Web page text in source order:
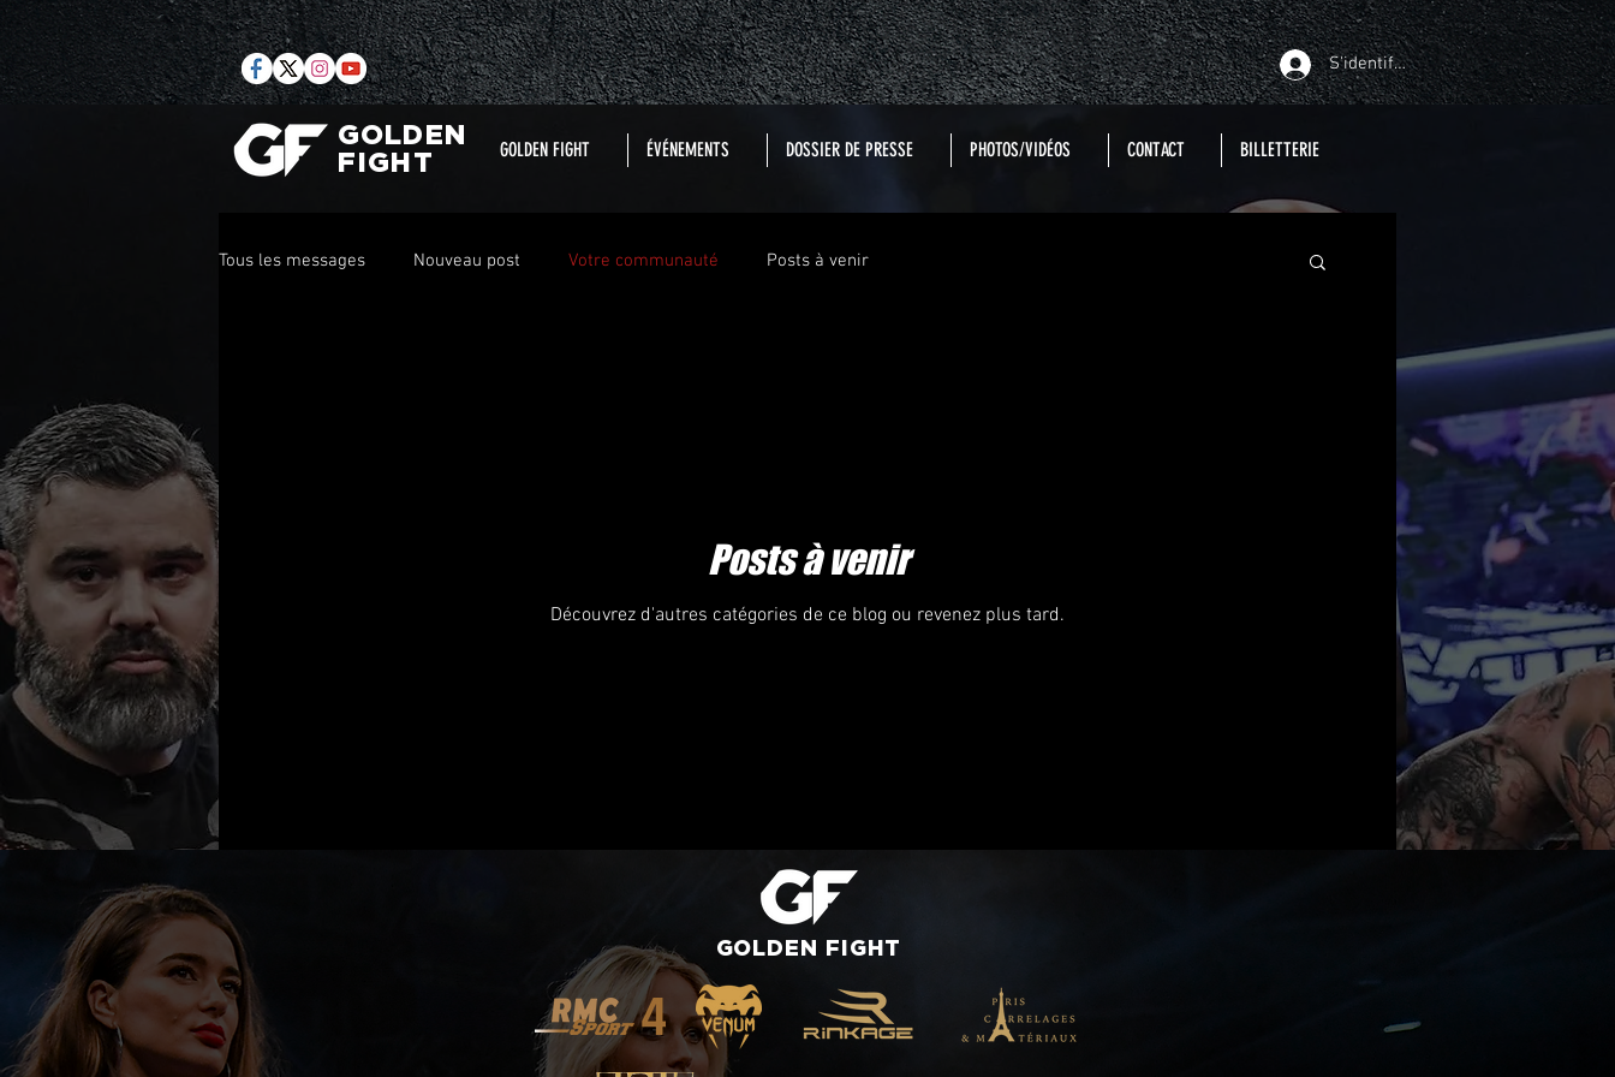
S'identifier
GOLDEN
FIGHT
GOLDEN FIGHT ÉVÉNEMENTS DOSSIER DE PRESSE PHOTOS/VIDÉOS CONTACT BILLETTERIE
Tous les messages Nouveau post Votre communauté Posts à venir
Posts à venir
Découvrez d'autres catégories de ce blog ou revenez plus tard.
GOLDEN FIGHT